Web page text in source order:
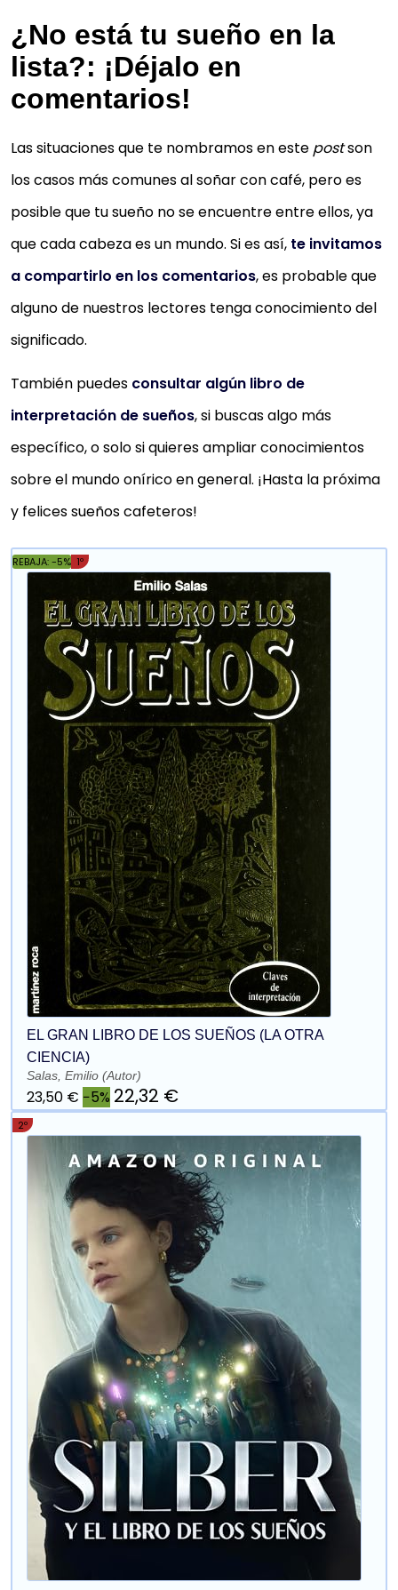
¿No está tu sueño en la
lista?: ¡Déjalo en
comentarios!
Las situaciones que te nombramos en este postson
los casos más comunes al soñar con café, pero es
posible que tu sueño no se encuentre entre ellos, ya
que cada cabeza es un mundo. Si es así, te invitamos
a compartirlo en los comentarios, es probable que
alguno de nuestros lectores tenga conocimiento del
significado.
También puedes consultar algún libro de
interpretación de sueños, si buscas algo más
específico, o solo si quieres ampliar conocimientos
sobre el mundo onírico en general. ¡Hasta la próxima
y felices sueños cafeteros!
REBAJA: -5% 1º
EL GRAN LIBRO DE LOS SUEÑOS (LA OTRA
CIENCIA)
Salas, Emilio (Autor)
23,50 € −5% 22,32 €
2º